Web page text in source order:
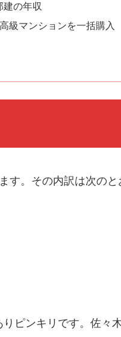
建の年収
級マンションを一括購入
す。その内訳は次のと
ピンキリです。佐々